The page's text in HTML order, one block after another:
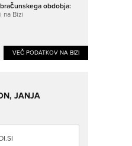
obdobja:
na Bizi
VEČ PODATKOV NA BIZI
JANJA